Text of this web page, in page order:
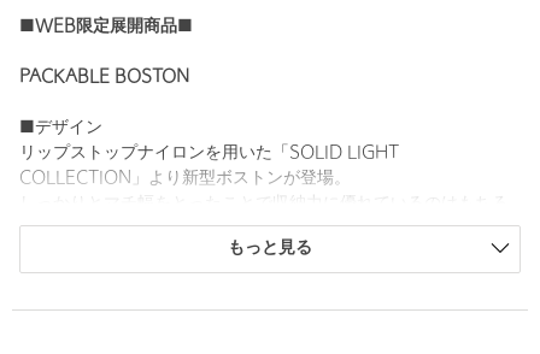
■WEB限定展開商品■
PACKABLE BOSTON
■デザイン
リップストップナイロンを用いた「SOLID LIGHT
COLLECTION」より新型ボストンが登場。
ん、使わないときは内部のポケットに本体を収納できるパッカブ
もっと見る